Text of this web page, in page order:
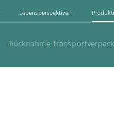
Lebensperspektiven
Rücknahme